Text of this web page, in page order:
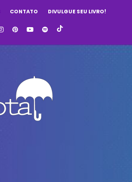
CONTATO DIVULGUE SEU LIVRO!